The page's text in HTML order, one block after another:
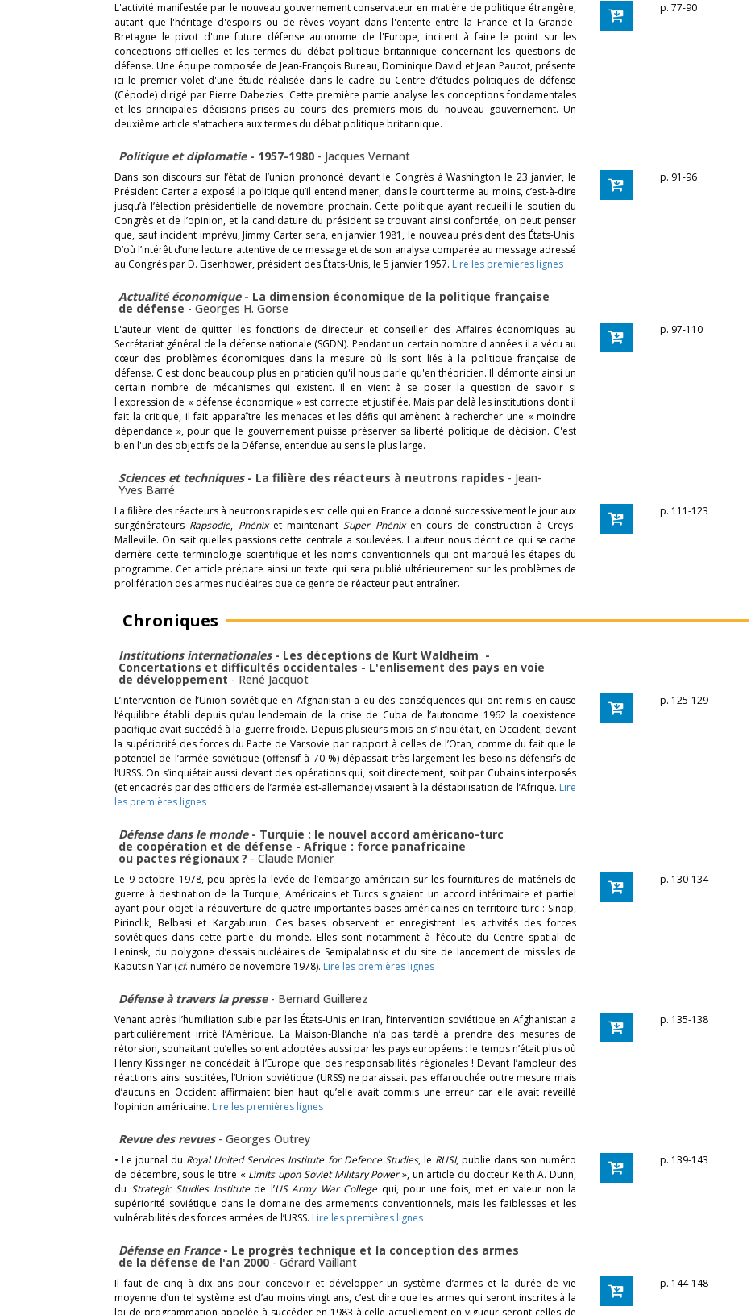
L'activité manifestée par le nouveau gouvernement conservateur en matière de politique étrangère,
autant que l'héritage d'espoirs ou de rêves voyant dans l'entente entre la France et la Grande-
Bretagne le pivot d'une future défense autonome de l'Europe, incitent à faire le point sur les
conceptions officielles et les termes du débat politique britannique concernant les questions de
défense. Une équipe composée de Jean-François Bureau, Dominique David et Jean Paucot, présente
ici le premier volet d'une étude réalisée dans le cadre du Centre d’études politiques de défense
(Cépode) dirigé par Pierre Dabezies. Cette première partie analyse les conceptions fondamentales
et les principales décisions prises au cours des premiers mois du nouveau gouvernement. Un
deuxième article s'attachera aux termes du débat politique britannique.
p. 77-90
Politique et diplomatie- 1957-1980 - Jacques Vernant
Dans son discours sur l’état de l’union prononcé devant le Congrès à Washington le 23 janvier, le
Président Carter a exposé la politique qu’il entend mener, dans le court terme au moins, c’est-à-dire
jusqu’à l’élection présidentielle de novembre prochain. Cette politique ayant recueilli le soutien du
Congrès et de l’opinion, et la candidature du président se trouvant ainsi confortée, on peut penser
que, sauf incident imprévu, Jimmy Carter sera, en janvier 1981, le nouveau président des États-Unis.
D’où l’intérêt d’une lecture attentive de ce message et de son analyse comparée au message adressé
au Congrès par D. Eisenhower, président des États-Unis, le 5 janvier 1957. Lire les premières lignes
p. 91-96
Actualité économique- La dimension économique de la politique française
de défense - Georges H. Gorse
L'auteur vient de quitter les fonctions de directeur et conseiller des Affaires économiques au
Secrétariat général de la défense nationale (SGDN). Pendant un certain nombre d'années il a vécu au
cœur des problèmes économiques dans la mesure où ils sont liés à la politique française de
défense. C'est donc beaucoup plus en praticien qu'il nous parle qu'en théoricien. Il démonte ainsi un
certain nombre de mécanismes qui existent. Il en vient à se poser la question de savoir si
l'expression de « défense économique » est correcte et justifiée. Mais par delà les institutions dont il
fait la critique, il fait apparaître les menaces et les défis qui amènent à rechercher une « moindre
dépendance », pour que le gouvernement puisse préserver sa liberté politique de décision. C'est
bien l'un des objectifs de la Défense, entendue au sens le plus large.
p. 97-110
Sciences et techniques- La filière des réacteurs à neutrons rapides - Jean-
Yves Barré
La filière des réacteurs à neutrons rapides est celle qui en France a donné successivement le jour aux
surgénérateurs Rapsodie, Phénixet maintenantSuper Phénixen cours de construction à Creys-
Malleville. On sait quelles passions cette centrale a soulevées. L'auteur nous décrit ce qui se cache
derrière cette terminologie scientifique et les noms conventionnels qui ont marqué les étapes du
programme. Cet article prépare ainsi un texte qui sera publié ultérieurement sur les problèmes de
prolifération des armes nucléaires que ce genre de réacteur peut entraîner.
p. 111-123
Chroniques
Institutions internationales- Les déceptions de Kurt Waldheim -
Concertations et difficultés occidentales - L'enlisement des pays en voie
de développement - René Jacquot
L’intervention de l’Union soviétique en Afghanistan a eu des conséquences qui ont remis en cause
l’équilibre établi depuis qu’au lendemain de la crise de Cuba de l’autonome 1962 la coexistence
pacifique avait succédé à la guerre froide. Depuis plusieurs mois on s’inquiétait, en Occident, devant
la supériorité des forces du Pacte de Varsovie par rapport à celles de l’Otan, comme du fait que le
potentiel de l’armée soviétique (offensif à 70 %) dépassait très largement les besoins défensifs de
l’URSS. On s’inquiétait aussi devant des opérations qui, soit directement, soit par Cubains interposés
(et encadrés par des officiers de l’armée est-allemande) visaient à la déstabilisation de l’Afrique. Lire
les premières lignes
p. 125-129
Défense dans le monde - Turquie : le nouvel accord américano-turc
de coopération et de défense - Afrique : force panafricaine
ou pactes régionaux ? - Claude Monier
Le 9 octobre 1978, peu après la levée de l’embargo américain sur les fournitures de matériels de
guerre à destination de la Turquie, Américains et Turcs signaient un accord intérimaire et partiel
ayant pour objet la réouverture de quatre importantes bases américaines en territoire turc : Sinop,
Pirinclik, Belbasi et Kargaburun. Ces bases observent et enregistrent les activités des forces
soviétiques dans cette partie du monde. Elles sont notamment à l’écoute du Centre spatial de
Leninsk, du polygone d’essais nucléaires de Semipalatinsk et du site de lancement de missiles de
Kaputsin Yar (cf. numéro de novembre 1978). Lire les premières lignes
p. 130-134
Défense à travers la presse - Bernard Guillerez
Venant après l’humiliation subie par les États-Unis en Iran, l’intervention soviétique en Afghanistan a
particulièrement irrité l’Amérique. La Maison-Blanche n’a pas tardé à prendre des mesures de
rétorsion, souhaitant qu’elles soient adoptées aussi par les pays européens : le temps n’était plus où
Henry Kissinger ne concédait à l’Europe que des responsabilités régionales ! Devant l’ampleur des
réactions ainsi suscitées, l’Union soviétique (URSS) ne paraissait pas effarouchée outre mesure mais
d’aucuns en Occident affirmaient bien haut qu’elle avait commis une erreur car elle avait réveillé
l’opinion américaine. Lire les premières lignes
p. 135-138
Revue des revues - Georges Outrey
• Le journal du Royal United Services Institute for Defence Studies, le RUSI, publie dans son numéro
de décembre, sous le titre « Limits upon Soviet Military Power», un article du docteur Keith A. Dunn,
du Strategic Studies Institutede l’US Army War Collegequi, pour une fois, met en valeur non la
supériorité soviétique dans le domaine des armements conventionnels, mais les faiblesses et les
vulnérabilités des forces armées de l’URSS. Lire les premières lignes
p. 139-143
Défense en France- Le progrès technique et la conception des armes
de la défense de l'an 2000- Gérard Vaillant
Il faut de cinq à dix ans pour concevoir et développer un système d’armes et la durée de vie
moyenne d’un tel système est d’au moins vingt ans, c’est dire que les armes qui seront inscrites à la
loi de programmation appelée à succéder en 1983 à celle actuellement en vigueur seront celles de
p. 144-148